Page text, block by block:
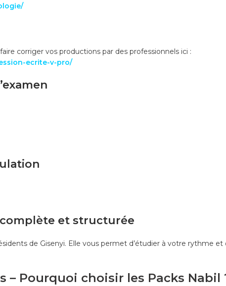
corriger vos productions par des professionnels ici :
ecrite-v-pro/
et structurée
de Gisenyi. Elle vous permet d’étudier à votre rythme et
– Pourquoi choisir les Packs Nabil